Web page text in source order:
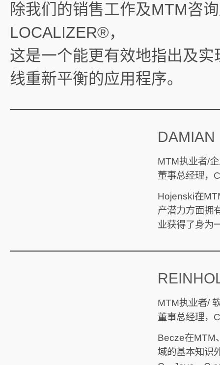
除我们的销售工作及MTM咨
LOCALIZER®，
这是一个能更有效地指出及
线重新平衡的应用程序。
DAMIAN
MTM执业者/
董事总经理，
Hojenski在
产潜力方面拥
业获得了身为
MTM执业者/
董事总经理，
Becze在MTM
域的基本知识